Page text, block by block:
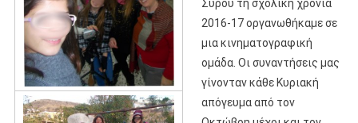
Κι
Αυτή…
Σύρου τη σχολική χρονιά
2016-17 οργανωθήκαμε σε
μια κινηματογραφική
ομάδα. Οι συναντήσεις μας
γίνονταν κάθε Κυριακή
απόγευμα από τον